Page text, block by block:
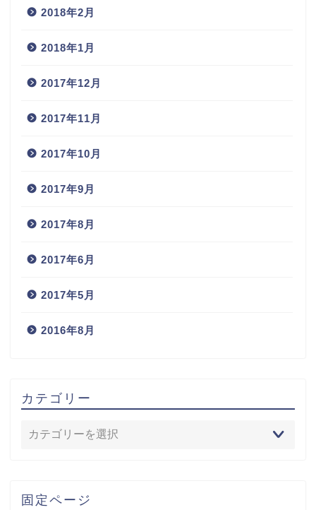
2018年2月
2018年1月
2017年12月
2017年11月
2017年10月
2017年9月
2017年8月
2017年6月
2017年5月
2016年8月
カテゴリー
固定ページ